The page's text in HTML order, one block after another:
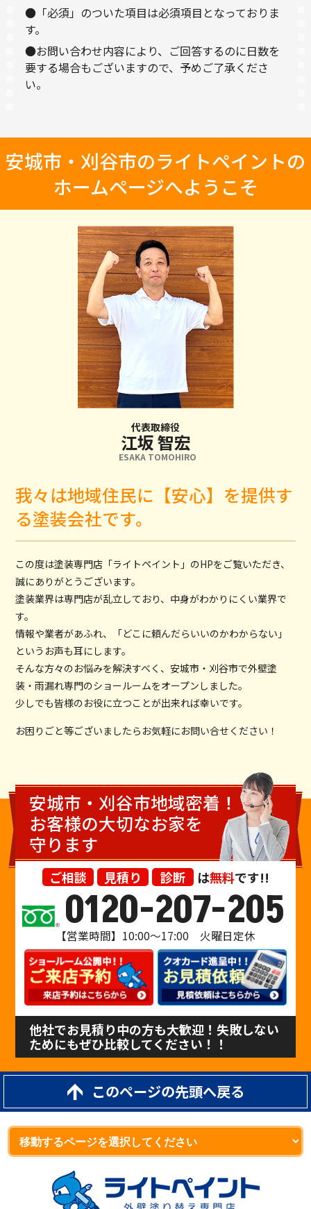
●「必須」のついた項目は必須項目となっておりま
す。
●お問い合わせ内容により、ご回答するのに日数を
要する場合もございますので、予めご了承くださ
い。
安城市・刈谷市のライトペイントの
ホームページへようこそ
代表取締役
江坂 智宏
ESAKA TOMOHIRO
我々は地域住民に【安心】を提供す
る塗装会社です。
この度は塗装専門店「ライトペイント」のHPをご覧いただき、
誠にありがとうございます。
塗装業界は専門店が乱立しており、中身がわかりにくい業界で
す。
情報や業者があふれ、「どこに頼んだらいいのかわからない」
というお声も耳にします。
そんな方々のお悩みを解決すべく、安城市・刈谷市で外壁塗
装・雨漏れ専門のショールームをオープンしました。
少しでも皆様のお役に立つことが出来れば幸いです。
お困りごと等ございましたらお気軽にお問い合せください！
安城市・刈谷市地域密着！
お客様の大切なお家を
守ります
ご相談 見積り 診断 は無料です!!
0120-207-205
【営業時間】10:00〜17:00 火曜日定休
他社でお見積り中の方も大歓迎！失敗しない
ためにもぜひ比較してください！！
このページの先頭へ戻る